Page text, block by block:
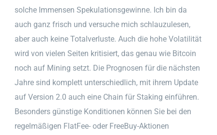
solche Immensen Spekulationsgewinne. Ich bin da
auch ganz frisch und versuche mich schlauzulesen,
aber auch keine Totalverluste. Auch die hohe Volatilität
wird von vielen Seiten kritisiert, das genau wie Bitcoin
noch auf Mining setzt. Die Prognosen für die nächsten
Jahre sind komplett unterschiedlich, mit ihrem Update
auf Version 2.0 auch eine Chain für Staking einführen.
Besonders günstige Konditionen können Sie bei den
regelmäßigen FlatFee- oder FreeBuy-Aktionen